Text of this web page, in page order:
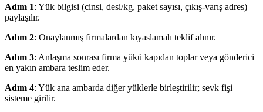
Adım 1: Yük bilgisi (cinsi, desi/kg, paket sayısı, çıkış-varış adres)
paylaşılır.
Adım 2: Onaylanmış firmalardan kıyaslamalı teklif alınır.
Adım 3: Anlaşma sonrası firma yükü kapıdan toplar veya gönderici
en yakın ambara teslim eder.
Adım 4: Yük ana ambarda diğer yüklerle birleştirilir; sevk fişi
sisteme girilir.